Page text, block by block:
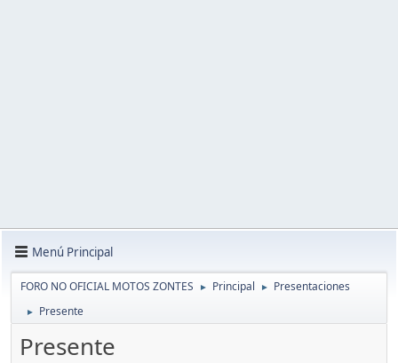
Menú Principal
FORO NO OFICIAL MOTOS ZONTES ► Principal ► Presentaciones
► Presente
Presente